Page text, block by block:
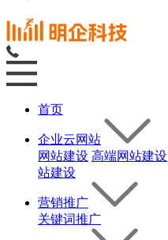
首页
企业云网站
网站建设 高端网站建设
站建设
营销推广
关键词推广